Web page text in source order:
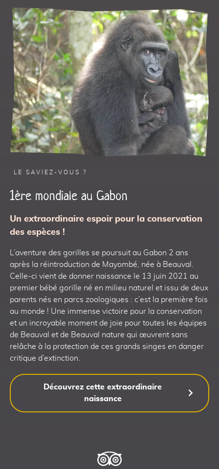
LE SAVIEZ-VOUS ?
1ère mondiale au Gabon
Un extraordinaire espoir pour la conservation
des espèces !
L’aventure des gorilles se poursuit au Gabon 2 ans
après la réintroduction de Mayombé, née à Beauval.
Celle-ci vient de donner naissance le 13 juin 2021 au
premier bébé gorille né en milieu naturel et issu de deux
parents nés en parcs zoologiques : c’est la première fois
au monde ! Une immense victoire pour la conservation
et un incroyable moment de joie pour toutes les équipes
de Beauval et de Beauval nature qui œuvrent sans
relâche à la protection de ces grands singes en danger
critique d’extinction.
Découvrez cette extraordinaire
naissance